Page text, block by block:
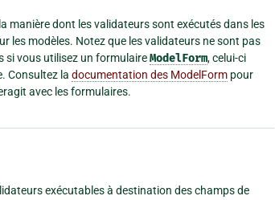
manière dont les validateurs sont exécutés dans les
les modèles. Notez que les validateurs ne sont pas
si vous utilisez un formulaireModelForm, celui-ci
Consultez la documentation des ModelForm pour
avec les formulaires.
exécutables à destination des champs de